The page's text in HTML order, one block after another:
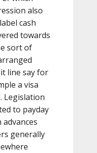
also
cash
towards
sort of
line say for
a visa
Legislation
to payday
advances
generally